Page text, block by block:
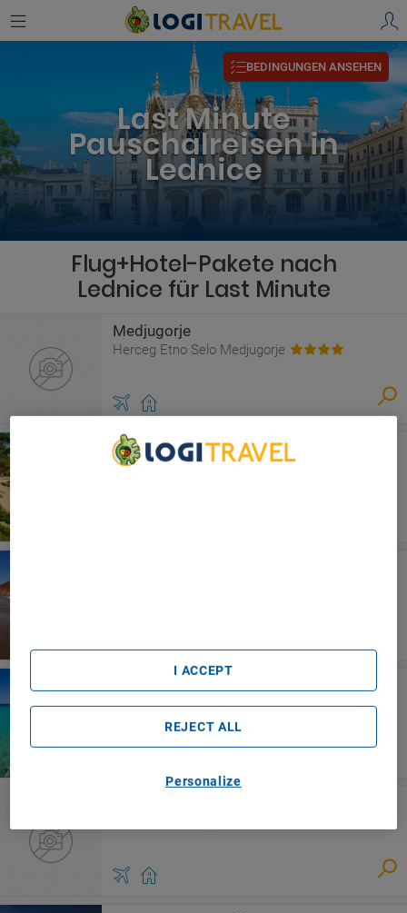
Last Minute
Pauschalreisen in
Lednice
BEDINGUNGEN ANSEHEN
Flug+Hotel-Pakete nach
Lednice für Last Minute
Medjugorje
Herceg Etno Selo Medjugorje
Costa Dorada
PortAventura Hotel PortAventura
Kreta
Irida Hotel Apartments
Personalize
REJECT ALL
I ACCEPT